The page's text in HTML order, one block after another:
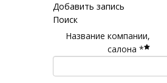
Добавить запись
Поиск
Название компании,
салона *